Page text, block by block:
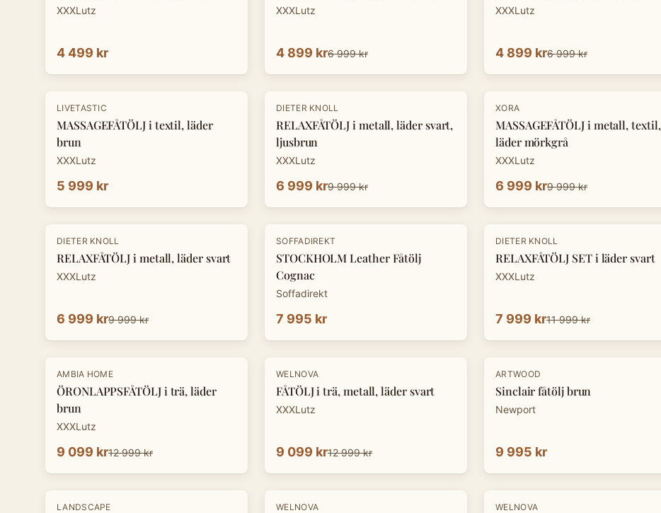
XXXLutz
4 499 kr
XXXLutz
4 899 kr6 999 kr
XXXLutz
4 899 kr6 999 kr
LIVETASTIC
MASSAGEFÅTÖLJ i textil, läder
brun
XXXLutz
5 999 kr
-30%
DIETER KNOLL
RELAXFÅTÖLJ i metall, läder svart,
ljusbrun
XXXLutz
6 999 kr9 999 kr
-30%
XORA
MASSAGEFÅTÖLJ i metall, textil,
läder mörkgrå
XXXLutz
6 999 kr9 999 kr
-30%
DIETER KNOLL
RELAXFÅTÖLJ i metall, läder svart
XXXLutz
6 999 kr9 999 kr
SOFFADIREKT
STOCKHOLM Leather Fåtölj
Cognac
Soffadirekt
7 995 kr
-33%
DIETER KNOLL
RELAXFÅTÖLJ SET i läder svart
XXXLutz
7 999 kr11 999 kr
-30%
AMBIA HOME
ÖRONLAPPSFÅTÖLJ i trä, läder
brun
XXXLutz
9 099 kr12 999 kr
-30 %
WELNOVA
FÅTÖLJ i trä, metall, läder svart
XXXLutz
9 099 kr12 999 kr
ARTWOOD
Sinclair fåtölj brun
Newport
9 995 kr
- 30%
LANDSCAPE -30 %
WELNOVA -30 %
WELNOVA